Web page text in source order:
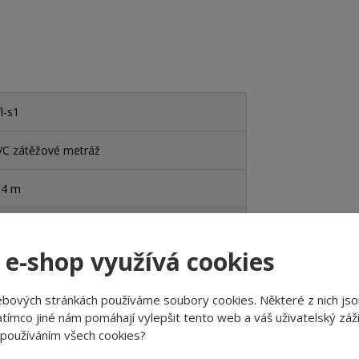
shop využívá cookies
stránkách používáme soubory cookies. Některé z nich
jiné nám pomáhají vylepšit tento web a váš uživatelský
všech cookies?
s1
zátěžové metráž
m
- kročejový